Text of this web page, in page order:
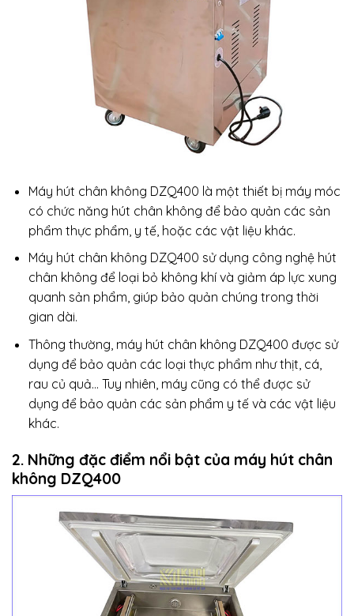
Máy hút chân không DZQ400 là một thiết bị máy móc
có chức năng hút chân không để bảo quản các sản
phẩm thực phẩm, y tế, hoặc các vật liệu khác.
Máy hút chân không DZQ400 sử dụng công nghệ hút
chân không để loại bỏ không khí và giảm áp lực xung
quanh sản phẩm, giúp bảo quản chúng trong thời
gian dài.
Thông thường, máy hút chân không DZQ400 được sử
dụng để bảo quản các loại thực phẩm như thịt, cá,
rau củ quả… Tuy nhiên, máy cũng có thể được sử
dụng để bảo quản các sản phẩm y tế và các vật liệu
khác.
2. Những đặc điểm nổi bật của máy hút chân
không DZQ400